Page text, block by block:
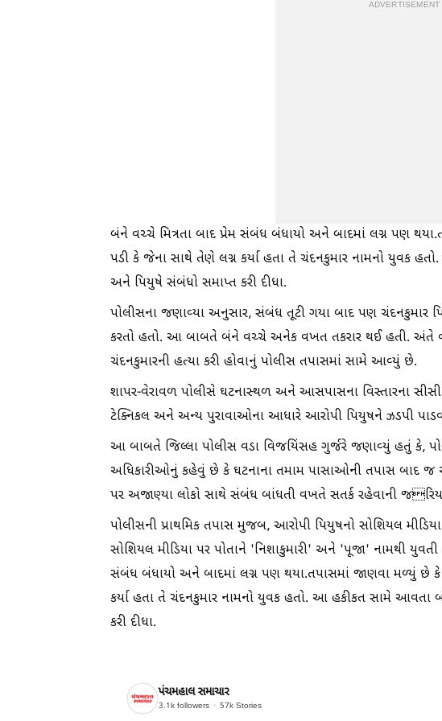
ADVERTISEMENT
બંને વચ્ચે મિત્રતા બાદ પ્રેમ સંબંધ બંધાયો અને બાદમાં લગ્ન પણ
પડી કે જેના સાથે તેણે લગ્ન કર્યા હતા તે ચંદનકુમાર નામનો યુવક
અને પિયુષે સંબંધો સમાપ્ત કરી દીધા.
પોલીસના જણાવ્યા અનુસાર, સંબંધ તૂટી ગયા બાદ પણ ચંદનકુમાર
કરતો હતો. આ બાબતે બંને વચ્ચે અનેક વખત તકરાર થઈ હતી. અંતે
ચંદનકુમારની હત્યા કરી હોવાનું પોલીસ તપાસમાં સામે આવ્યું છે.
શાપર-વેરાવળ પોલીસે ઘટનાસ્થળ અને આસપાસના વિસ્તારના
ટેક્નિકલ અને અન્ય પુરાવાઓના આધારે આરોપી પિયુષને ઝડપી
આ બાબતે જિલ્લા પોલીસ વડા વિજયિંસહ ગુર્જરે જણાવ્યું હતું કે,
અધિકારીઓનું કહેવું છે કે ઘટનાના તમામ પાસાઓની તપાસ બાદ જ
પર અજાણ્યા લોકો સાથે સંબંધ બાંધતી વખતે સતર્ક રહેવાની
પોલીસની પ્રાથમિક તપાસ મુજબ, આરોપી પિયુષનો સોશિયલ
સોશિયલ મીડિયા પર પોતાને 'નિશાકુમારી' અને 'પૂજા' નામથી
સંબંધ બંધાયો અને બાદમાં લગ્ન પણ થયા.તપાસમાં જાણવા મળ્યું છે
કર્યા હતા તે ચંદનકુમાર નામનો યુવક હતો. આ હકીકત સામે આવતા
કરી દીધા.
પંચમહાલ સમાચાર
3.1k followers 57k Stories